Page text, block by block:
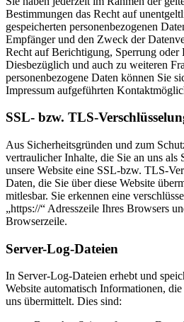
Bestimmungen das Recht auf
gespeicherten personenbezogenen
Empfänger und den Zweck der
Recht auf Berichtigung, Sperrung oder
Diesbezüglich und auch zu weiteren
personenbezogene Daten können Sie
Impressum aufgeführten
SSL- bzw. TLS-
Aus Sicherheitsgründen und zum
vertraulicher Inhalte, die Sie an uns als
unsere Website eine SSL-bzw. TLS-
Daten, die Sie über diese Website
mitlesbar. Sie erkennen eine
„https://“ Adresszeile Ihres Browsers
Browserzeile.
Server-Log-Dateien
In Server-Log-Dateien erhebt und
Website automatisch Informationen,
uns übermittelt. Dies sind: